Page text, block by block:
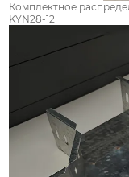
Комплектное
KYN28-12